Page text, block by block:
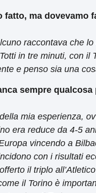
fatto, ma dovevamo
raccontava che
in tre minuti, con il
e penso sia una
sempre
mia esperienza,
era reduce da 4-5
vincendo a
con i risultati
il triplo
il Torino è